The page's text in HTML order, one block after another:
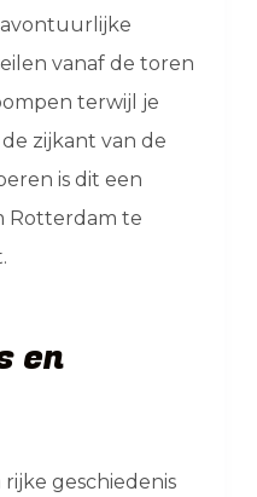
vanaf de toren
terwijl je
zijkant van de
is dit een
Rotterdam te
en
geschiedenis